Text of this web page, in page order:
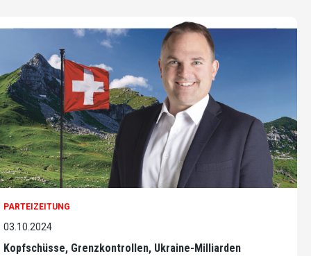
PARTEIZEITUNG
03.10.2024
Kopfschüsse, Grenzkontrollen, Ukraine-Milliarden